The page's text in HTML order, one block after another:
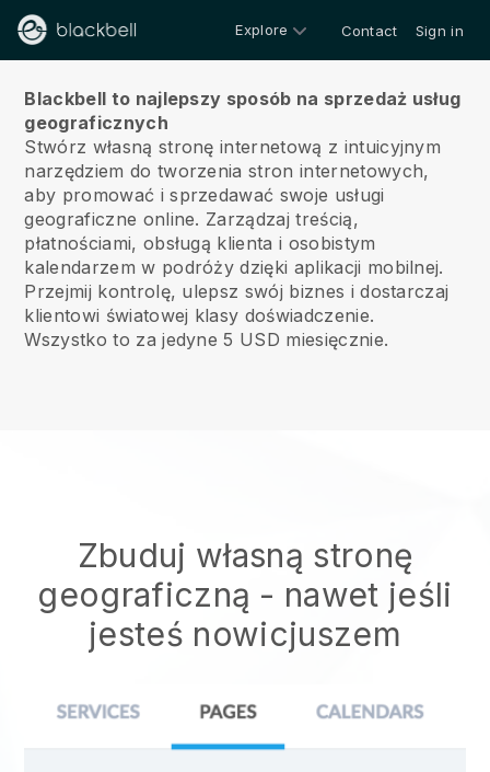
Explore Contact Sign in
Blackbell to najlepszy sposób na sprzedaż usług
geograficznych
Stwórz własną stronę internetową z intuicyjnym
narzędziem do tworzenia stron internetowych,
aby promować i sprzedawać swoje usługi
geograficzne online. Zarządzaj treścią,
płatnościami, obsługą klienta i osobistym
kalendarzem w podróży dzięki aplikacji mobilnej.
Przejmij kontrolę, ulepsz swój biznes i dostarczaj
klientowi światowej klasy doświadczenie.
Wszystko to za jedyne 5 USD miesięcznie.
Zbuduj własną stronę
geograficzną - nawet jeśli
jesteś nowicjuszem